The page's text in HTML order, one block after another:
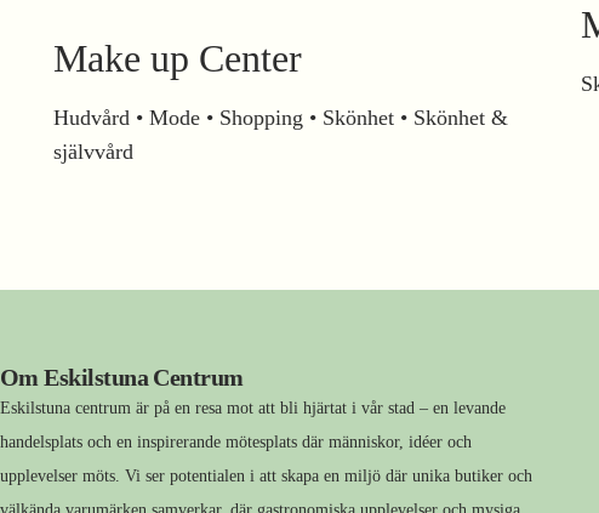
Make up Center
Hudvård • Mode • Shopping • Skönhet • Skönhet &
självvård
Om Eskilstuna Centrum
Eskilstuna centrum är på en resa mot att bli hjärtat i vår stad – en levande
handelsplats och en inspirerande mötesplats där människor, idéer och
upplevelser möts. Vi ser potentialen i att skapa en miljö där unika butiker och